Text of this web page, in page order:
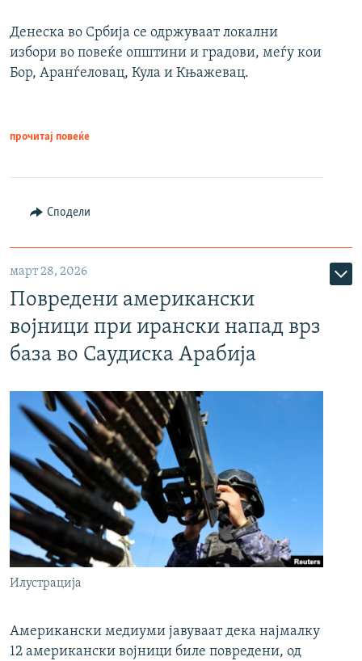
Денеска во Србија се одржуваат локални
избори во повеќе општини и градови, меѓу кои
Бор, Аранѓеловац, Кула и Књажевац.
прочитај повеќе
Сподели
март 28, 2026
Повредени американски
војници при ирански напад врз
база во Саудиска Арабија
Илустрација
Американски медиуми јавуваат дека најмалку
12 американски војници биле повредени, од